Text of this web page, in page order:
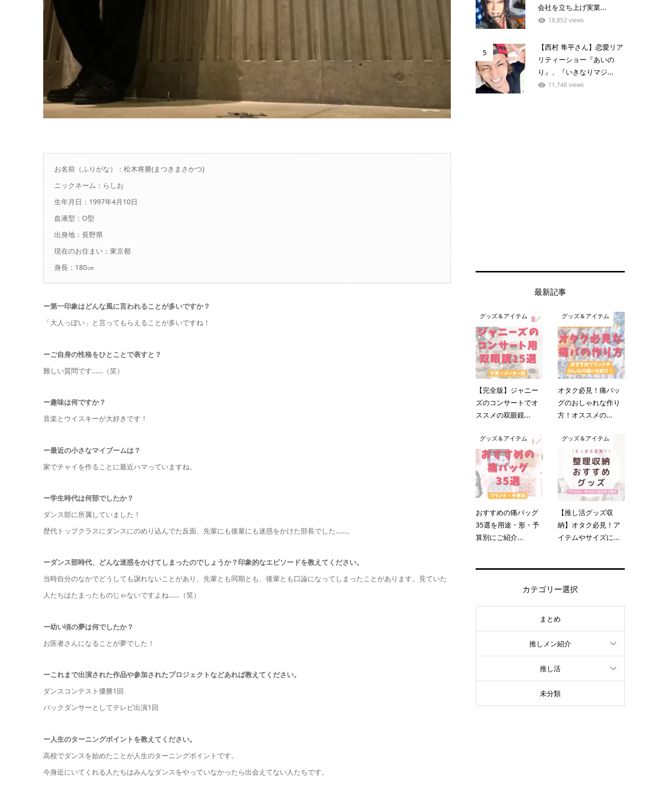
お名前（ふりがな）：松木将勝(まつきまさかつ)
ニックネーム：らしお
生年月日：1997年4月10日
血液型：O型
出身地：長野県
現在のお住まい：東京都
身長：180㎝
ー第一印象はどんな風に言われることが多いですか？
「大人っぽい」と言ってもらえることが多いですね！
ーご自身の性格をひとことで表すと？
難しい質問です……（笑）
ー趣味は何ですか？
音楽とウイスキーが大好きです！
ー最近の小さなマイブームは？
家でチャイを作ることに最近ハマっていますね。
ー学生時代は何部でしたか？
ダンス部に所属していました！
歴代トップクラスにダンスにのめり込んでた反面、先輩にも後輩にも迷惑をかけた部長でした……。
ーダンス部時代、どんな迷惑をかけてしまったのでしょうか？印象的なエピソードを教えてください。
当時自分のなかでどうしても譲れないことがあり、先輩とも同期とも、後輩とも口論になってしまったことがあります。見ていた
人たちはたまったものじゃないですよね……（笑）
ー幼い頃の夢は何でしたか？
お医者さんになることが夢でした！
ーこれまで出演された作品や参加されたプロジェクトなどあれば教えてください。
ダンスコンテスト優勝1回
バックダンサーとしてテレビ出演1回
ー人生のターニングポイントを教えてください。
高校でダンスを始めたことが人生のターニングポイントです。
今身近にいてくれる人たちはみんなダンスをやっていなかったら出会えてない人たちです。
会社を立ち上げ実業...
18,852 views
5
【西村 隼平さん】恋愛リア
リティーショー『あいの
り』、『いきなりマジ...
11,748 views
最新記事
グッズ＆アイテム
【完全版】ジャニー
ズのコンサートでオ
ススメの双眼鏡...
グッズ＆アイテム
オタク必見！痛バッ
グのおしゃれな作り
方！オススメの...
グッズ＆アイテム
おすすめの痛バッグ
35選を用途・形・予
算別にご紹介...
グッズ＆アイテム
【推し活グッズ収
納】オタク必見！ア
イテムやサイズに...
カテゴリー選択
まとめ
推しメン紹介
推し活
未分類